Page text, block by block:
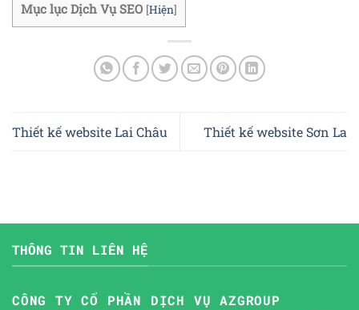
Mục lục Dịch Vụ SEO [Hiện]
Thiết kế website Lai Châu Thiết kế website Sơn La
THÔNG TIN LIÊN HỆ
CÔNG TY CỔ PHẦN DỊCH VỤ AZGROUP